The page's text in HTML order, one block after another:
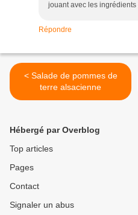
jouant avec les
Répondre
< Salade de pommes de
terre alsacienne
Hébergé par Overblog
Top articles
Pages
Contact
Signaler un abus